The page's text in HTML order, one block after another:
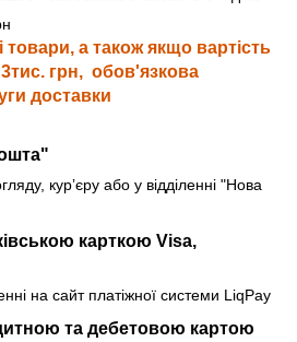
товари, а також якщо вартість
грн, обов'язкова
доставки
курʼєру або у відділенні "Нова
карткою Visa,
на сайт платіжної системи LiqPay
та дебетовою картою